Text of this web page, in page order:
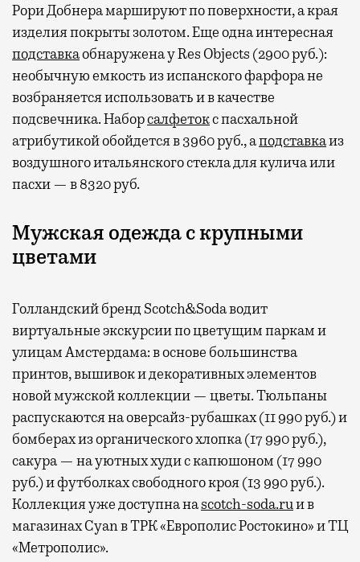
Рори Добнера маршируют по поверхности, а края
изделия покрыты золотом. Еще одна интересная
подставкаобнаружена у Res Objects (2900 руб.):
необычную емкость из испанского фарфора не
возбраняется использовать и в качестве
подсвечника. Наборсалфетокс пасхальной
атрибутикой обойдется в 3960 руб., аподставкаиз
воздушного итальянского стекла для кулича или
пасхи — в 8320 руб.
Мужская одежда с крупными
цветами
Голландский бренд Scotch&Soda водит
виртуальные экскурсии по цветущим паркам и
улицам Амстердама: в основе большинства
принтов, вышивок и декоративных элементов
новой мужской коллекции — цветы. Тюльпаны
распускаются на оверсайз-рубашках (11 990 руб.) и
бомберах из органического хлопка (17 990 руб.),
сакура — на уютных худи с капюшоном (17 990
руб.) и футболках свободного кроя (13 990 руб.).
Коллекция уже доступна наscotch-soda.ruи в
магазинах Cyan в ТРК «Европолис Ростокино» и ТЦ
«Метрополис».